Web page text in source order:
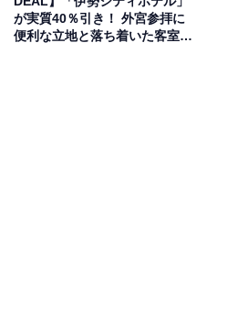
が実質40％引き！ 外宮参拝に
便利な立地と落ち着いた客室で